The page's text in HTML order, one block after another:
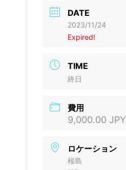
DATE
2023/11/24
Expired!
TIME
終日
費用
9,000.00 JPY
ロケーション
桜島